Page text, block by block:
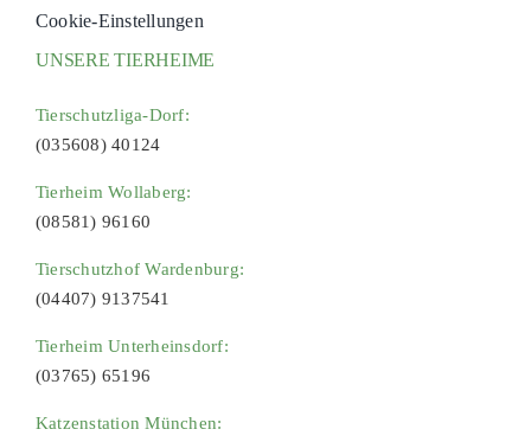
Cookie-Einstellungen
UNSERE TIERHEIME
Tierschutzliga-Dorf:
(035608) 40124
Tierheim Wollaberg:
(08581) 96160
Tierschutzhof Wardenburg:
(04407) 9137541
Tierheim Unterheinsdorf:
(03765) 65196
Katzenstation München: